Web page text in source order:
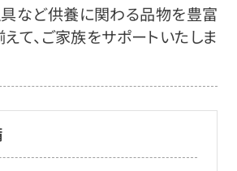
具など供養に関わる品物を豊富
て、ご家族をサポートいたしま